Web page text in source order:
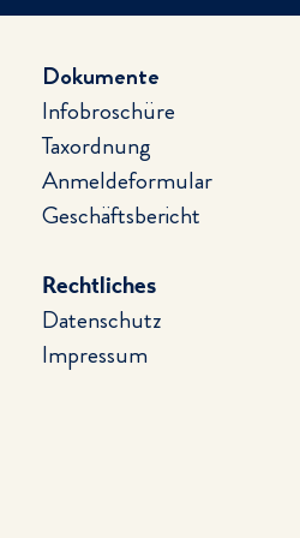
Abwechslung und Beschäftigung
im Alltag integriert
Dokumente
Infobroschüre
Taxordnung
Anmeldeformular
Geschäftsbericht
Rechtliches
Datenschutz
Impressum